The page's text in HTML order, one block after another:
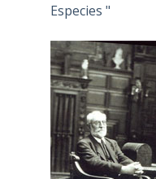
Especies "